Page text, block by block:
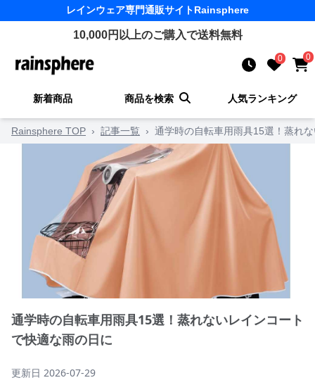
レインウェア専門通販サイトRainsphere
10,000円以上のご購入で送料無料
0 0
新着商品 商品を検索 人気ランキング
Rainsphere TOP › 記事一覧 › 通学時の自転車用雨具15選！蒸れ
通学時の自転車用雨具15選！蒸れないレインコート
で快適な雨の日に
更新日 2026-07-29